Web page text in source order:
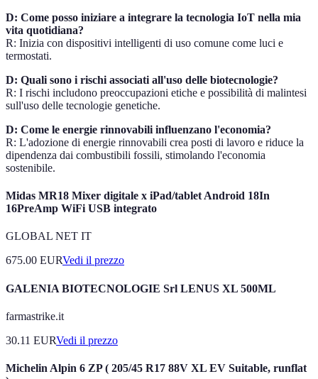
D: Come posso iniziare a integrare la tecnologia IoT nella mia
vita quotidiana?
R: Inizia con dispositivi intelligenti di uso comune come luci e
termostati.
D: Quali sono i rischi associati all'uso delle biotecnologie?
R: I rischi includono preoccupazioni etiche e possibilità di malintesi
sull'uso delle tecnologie genetiche.
D: Come le energie rinnovabili influenzano l'economia?
R: L'adozione di energie rinnovabili crea posti di lavoro e riduce la
dipendenza dai combustibili fossili, stimolando l'economia
sostenibile.
Midas MR18 Mixer digitale x iPad/tablet Android 18In
16PreAmp WiFi USB integrato
GLOBAL NET IT
675.00 EURVedi il prezzo
GALENIA BIOTECNOLOGIE Srl LENUS XL 500ML
farmastrike.it
30.11 EURVedi il prezzo
Michelin Alpin 6 ZP ( 205/45 R17 88V XL EV Suitable, runflat